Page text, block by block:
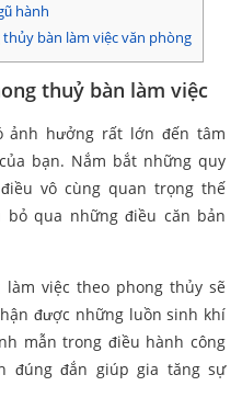
hành
bàn làm việc văn phòng
thuỷ bàn làm việc
ảnh hưởng rất lớn đến tâm
bạn. Nắm bắt những quy
vô cùng quan trọng thế
qua những điều căn bản
việc theo phong thủy sẽ
được những luồn sinh khí
mẫn trong điều hành công
đúng đắn giúp gia tăng sự